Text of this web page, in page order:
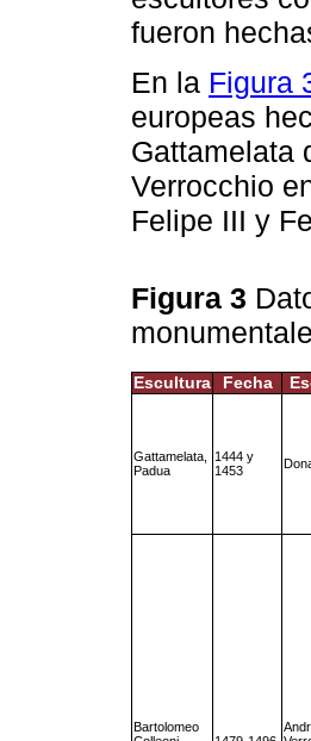
fueron
En la Figura
europeas
Gattamelata
Verrocchio
Felipe III y
Figura 3
Escultura Fecha
Gattamelata,
Padua
1444 y
1453
Bartolomeo